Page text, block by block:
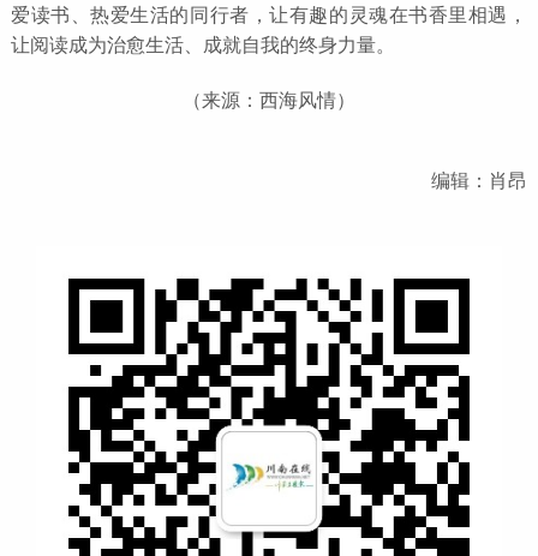
爱读书、热爱生活的同行者，让有趣的灵魂在书香里相遇，
让阅读成为治愈生活、成就自我的终身力量。
（来源：西海风情）
编辑：肖昂